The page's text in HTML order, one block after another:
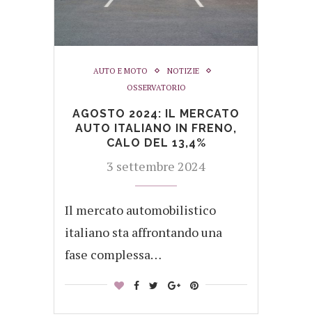
AUTO E MOTO
NOTIZIE
OSSERVATORIO
AGOSTO 2024: IL MERCATO
AUTO ITALIANO IN FRENO,
CALO DEL 13,4%
3 settembre 2024
Il mercato automobilistico
italiano sta affrontando una
fase complessa…